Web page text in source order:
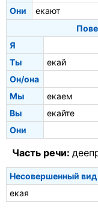
Они
екают
Я
Ты
екай
Он/она
Мы
екаем
Вы
екайте
Они
Часть речи:
Несовершенный вид
екая